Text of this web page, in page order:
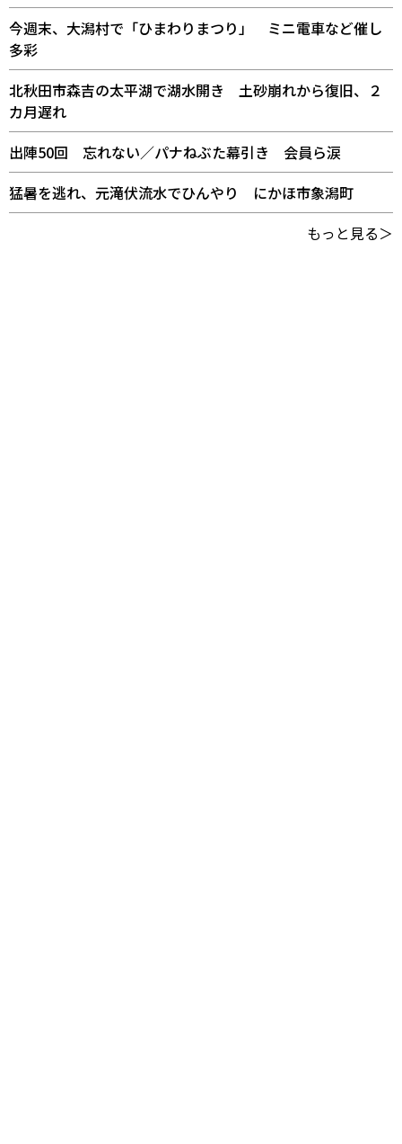
今週末、大潟村で「ひまわりまつり」 ミニ電車など催し
多彩
北秋田市森吉の太平湖で湖水開き 土砂崩れから復旧、２
カ月遅れ
出陣50回 忘れない／パナねぶた幕引き 会員ら涙
猛暑を逃れ、元滝伏流水でひんやり にかほ市象潟町
もっと見る＞